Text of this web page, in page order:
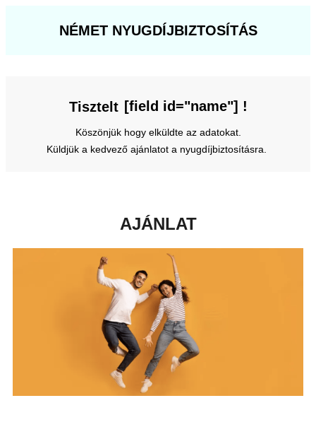
NÉMET NYUGDÍJBIZTOSÍTÁS
Tisztelt [field id="name"] !
Köszönjük hogy elküldte az adatokat.
Küldjük a kedvező ajánlatot a nyugdíjbiztosításra.
AJÁNLAT